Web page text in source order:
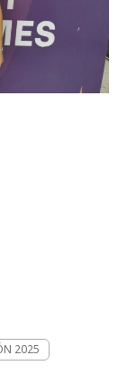
2025